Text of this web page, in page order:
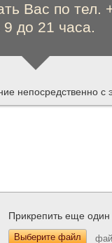
Вас по тел.
до 21 часа.
непосредственно с
Прикрепить еще
Выберите файл